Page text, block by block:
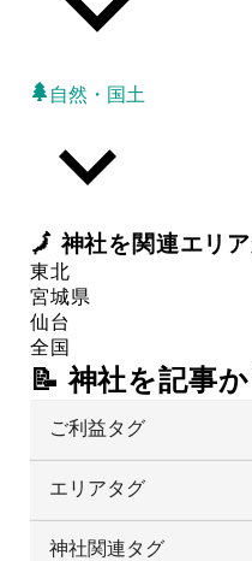
自然・国土
🗾神社を関連エリ
東北
宮城県
仙台
全国
📝 神社を記事
ご利益タグ
エリアタグ
神社関連タグ